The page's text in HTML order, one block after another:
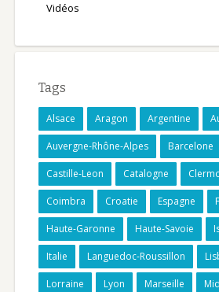
Vidéos
Tags
Alsace Aragon Argentine
Auvergne-Rhône-Alpes Barcelone
Castille-Leon Catalogne
Coimbra Croatie Espagne
Haute-Garonne Haute-Savoie
Italie Languedoc-Roussillon
Lorraine Lyon Marseille